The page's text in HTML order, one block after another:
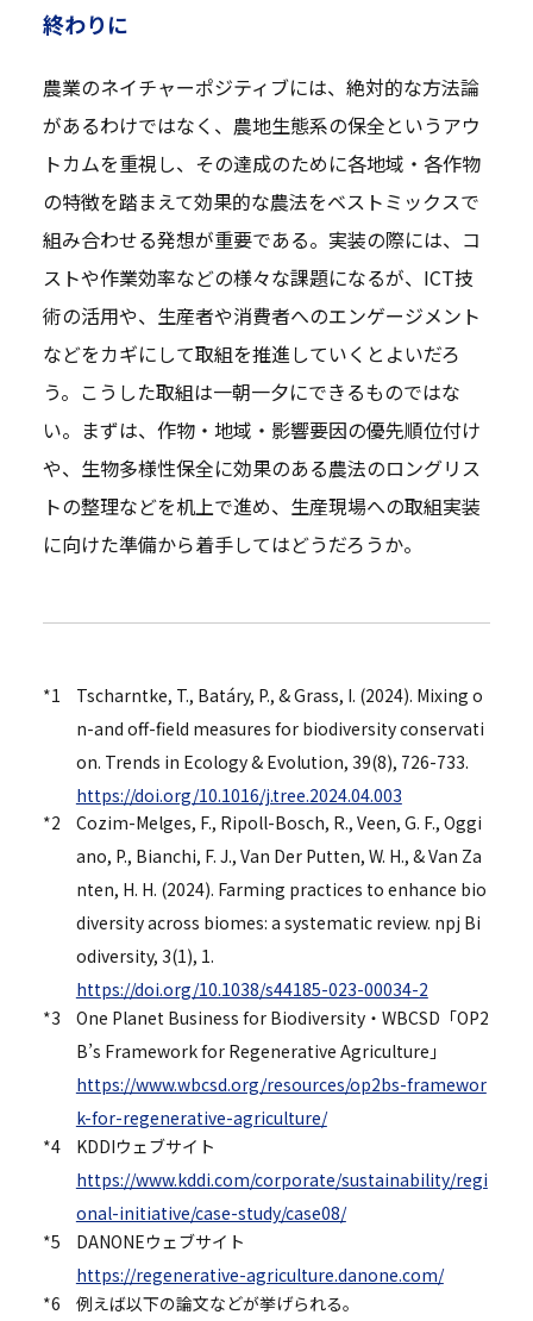
終わりに
農業のネイチャーポジティブには、絶対的な方法論
があるわけではなく、農地生態系の保全というアウ
トカムを重視し、その達成のために各地域・各作物
の特徴を踏まえて効果的な農法をベストミックスで
組み合わせる発想が重要である。実装の際には、コ
ストや作業効率などの様々な課題になるが、ICT技
術の活用や、生産者や消費者へのエンゲージメント
などをカギにして取組を推進していくとよいだろ
う。こうした取組は一朝一夕にできるものではな
い。まずは、作物・地域・影響要因の優先順位付け
や、生物多様性保全に効果のある農法のロングリス
トの整理などを机上で進め、生産現場への取組実装
に向けた準備から着手してはどうだろうか。
*1
Tscharntke, T., Batáry, P., & Grass, I. (2024). Mixing o
n-and off-field measures for biodiversity conservati
on. Trends in Ecology & Evolution, 39(8), 726-733.
https://doi.org/10.1016/j.tree.2024.04.003
*2
Cozim-Melges, F., Ripoll-Bosch, R., Veen, G. F., Oggi
ano, P., Bianchi, F. J., Van Der Putten, W. H., & Van Za
nten, H. H. (2024). Farming practices to enhance bio
diversity across biomes: a systematic review. npj Bi
odiversity, 3(1), 1.
https://doi.org/10.1038/s44185-023-00034-2
*3
One Planet Business for Biodiversity・WBCSD「OP2
B’s Framework for Regenerative Agriculture」
https://www.wbcsd.org/resources/op2bs-framewor
k-for-regenerative-agriculture/
*4
KDDIウェブサイト
https://www.kddi.com/corporate/sustainability/regi
onal-initiative/case-study/case08/
*5
DANONEウェブサイト
https://regenerative-agriculture.danone.com/
*6
例えば以下の論文などが挙げられる。